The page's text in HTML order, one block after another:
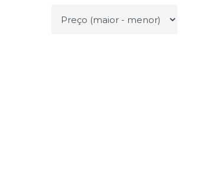
Ordenar por